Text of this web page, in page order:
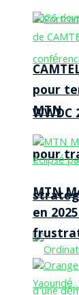
pour
pour
MTN
MTN
en